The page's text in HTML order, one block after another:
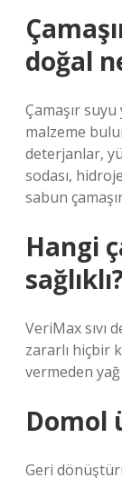
doğal
Çamaşır
malzeme
deterjanlar,
sodası,
sabun
Hangi
VeriMax sıvı
zararlı hiçbir
vermeden
Domol
Geri